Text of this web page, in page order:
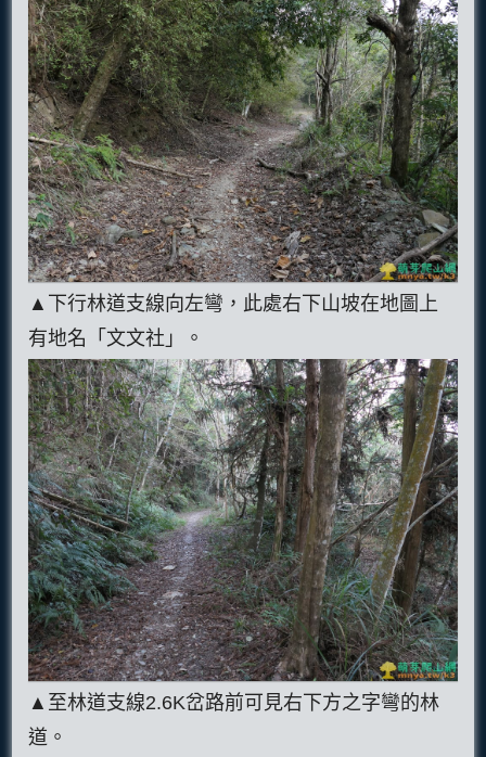
▲下行林道支線向左彎，此處右下山坡在地圖上
有地名「文文社」。
▲至林道支線2.6K岔路前可見右下方之字彎的林
道。